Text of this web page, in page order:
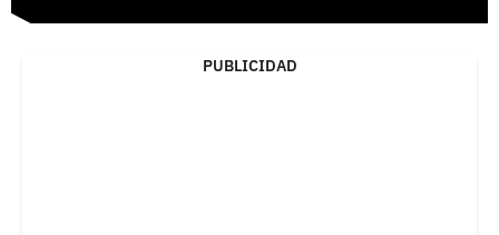
PUBLICIDAD